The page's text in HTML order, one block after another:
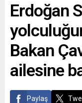
Erdoğan
Bakan
ailesine
Paylaş